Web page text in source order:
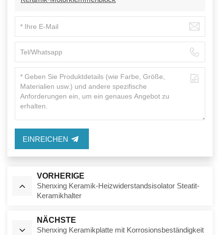
EINREICHEN
VORHERIGE
Shenxing Keramik-Heizwiderstandsisolator Steatit-
Keramikhalter
NÄCHSTE
Shenxing Keramikplatte mit Korrosionsbeständigkeit